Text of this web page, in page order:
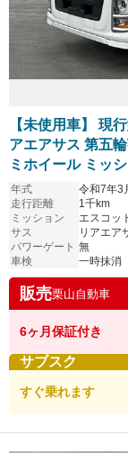
【未使用車】 現
アエアサス 第五
ミホイール ミッ
年式
令和7年3
走行距離
1千km
ミッション
エスコッ
サス
リアエア
パワーゲート 無
車検
一時抹消
販売栗山自動車
6ヶ月保証付き
サブスク
すぐ乗れます